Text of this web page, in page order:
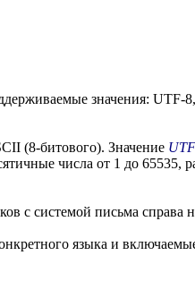
значения:
(8-битового). Значение
числа от 1 до 65535,
с системой письма справа
языка и